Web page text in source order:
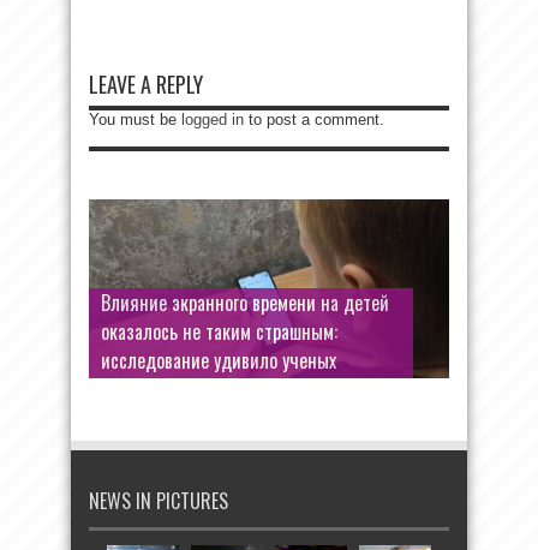
LEAVE A REPLY
You must be logged in to post a comment.
Влияние экранного времени на детей
оказалось не таким страшным:
исследование удивило ученых
NEWS IN PICTURES